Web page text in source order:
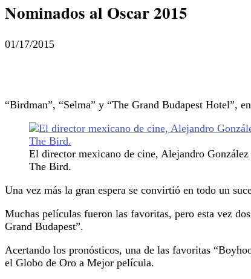
Nominados al Oscar 2015
01/17/2015
“Birdman”, “Selma” y “The Grand Budapest Hotel”,
El director mexicano de cine, Alejandro
The Bird.
Una vez más la gran espera se convirtió en todo un
Muchas películas fueron las favoritas, pero esta vez
Grand Budapest”.
Acertando los pronósticos, una de las favoritas
el Globo de Oro a Mejor película.